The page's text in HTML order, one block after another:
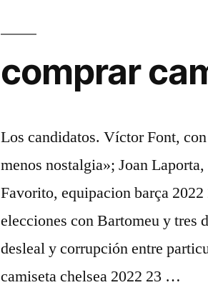
comprar
Los candidatos. Víctor Font,
menos nostalgia»; Joan
Favorito, equipacion barça
elecciones con Bartomeu y tres
desleal y corrupción entre
camiseta chelsea 2022 23 …